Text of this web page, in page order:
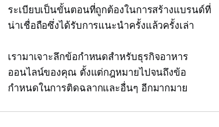
ระเบียบเป็นขั้นตอนที่ถูกต้องในการสร้างแบรนด์ที่
น่าเชื่อถือซึ่งได้รับการแนะนำครั้งแล้วครั้งเล่า
เรามาเจาะลึกข้อกำหนดสำหรับธุรกิจอาหาร
ออนไลน์ของคุณ ตั้งแต่กฎหมายไปจนถึงข้อ
กำหนดในการติดฉลากและอื่นๆ อีกมากมาย